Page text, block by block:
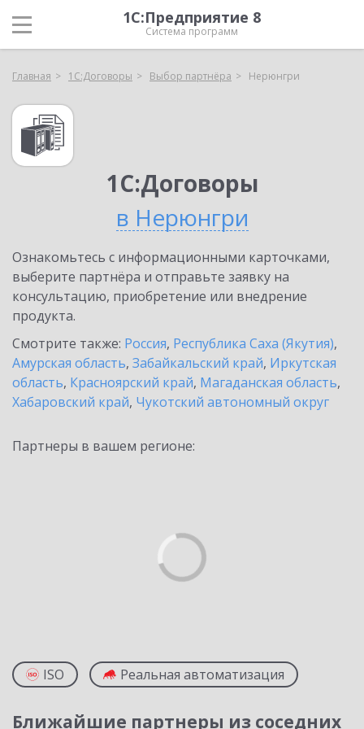
1С:Предприятие 8
Система программ
Главная 1С:Договоры Выбор партнёра Нерюнгри
1С:Договоры
в Нерюнгри
Ознакомьтесь с информационными карточками,
выберите партнёра и отправьте заявку на
консультацию, приобретение или внедрение
продукта.
Смотрите также: Россия, Республика Саха (Якутия),
Амурская область, Забайкальский край, Иркутская
область, Красноярский край, Магаданская область,
Хабаровский край, Чукотский автономный округ
Партнеры в вашем регионе:
ISO Реальная автоматизация
Ближайшие партнеры из соседних